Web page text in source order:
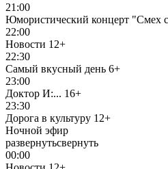
21:00
Юмористический концерт "Смех
22:00
Новости 12+
22:30
Самый вкусный день 6+
23:00
Доктор И:... 16+
23:30
Дорога в культуру 12+
Ночной эфир
развернутьсвернуть
00:00